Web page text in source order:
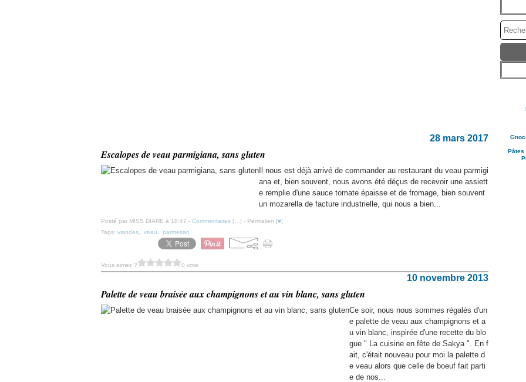
28 mars 2017
Escalopes de veau parmigiana, sans gluten
Il nous est déjà arrivé de commander au restaurant du veau parmigi
ana et, bien souvent, nous avons été déçus de recevoir une assiett
e remplie d'une sauce tomate épaisse et de fromage, bien souvent
un mozarella de facture industrielle, qui nous a bien...
Posté par MISS DIANE à 18:47 - Commentaires [ ] - Permalien [#]
Tags: viandes veau parmesan
Vous aimez ? 0 vote
10 novembre 2013
Palette de veau braisée aux champignons et au vin blanc, sans gluten
Ce soir, nous nous sommes régalés d'un
e palette de veau aux champignons et a
u vin blanc, inspirée d'une recette du blo
gue " La cuisine en fête de Sakya ". En f
ait, c'était nouveau pour moi la palette d
e veau alors que celle de boeuf fait parti
e de nos...
Pâtes